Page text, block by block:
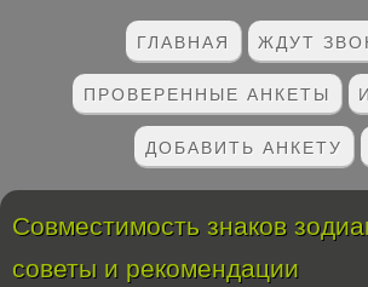
ГЛАВНАЯ ЖДУТ
ПРОВЕРЕННЫЕ АНКЕТЫ
ДОБАВИТЬ АНКЕТУ
Совместимость знаков
советы и рекомендации